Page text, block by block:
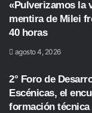
«Pulverizamos la
mentira de Milei
40 horas
agosto 4, 2026
2° Foro de
Escénicas, el
formación